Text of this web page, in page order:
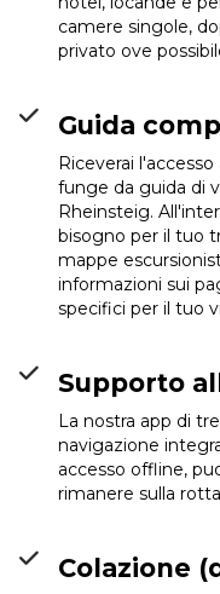
Hotel Garni
(Braubach)
camere singole,
privato ove
Guida
Riceverai
funge da guida di
Rheinsteig.
bisogno per il tuo
mappe
informazioni sui
specifici per il tuo
Supporto
La nostra app di
navigazione
accesso offline,
rimanere sulla
Colazione